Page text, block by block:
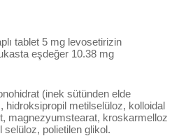
tablet 5 mg levosetirizin
eşdeğer 10.38 mg
(inek sütünden elde
metilselüloz, kolloidal
magnezyumstearat, kroskarmelloz
polietilen glikol.